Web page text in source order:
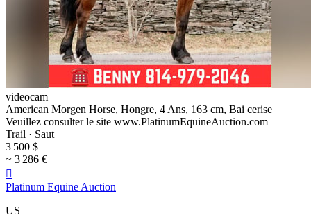
videocam
American Morgen Horse, Hongre, 4 Ans, 163 cm, Bai cerise
Veuillez consulter le site www.PlatinumEquineAuction.com
Trail · Saut
3 500 $
~ 3 286 €

Platinum Equine Auction
US